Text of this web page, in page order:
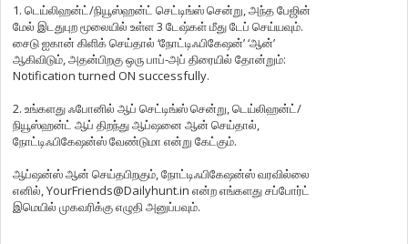
1. டெய்லிஹன்ட்/நியூஸ்ஹன்ட் செட்டிங்ஸ் சென்று, அந்த பேஜின்
மேல் இடதுபுற மூலையில் உள்ள 3 டேஷ்கள் மீது டேப் செய்யவும்.
சைடு ஐகான் கிளிக் செய்தால் ‘நோட்டிஃபிகேஷன்’ ‘ஆன்’
ஆகிவிடும், அதன்பிறகு ஒரு பாப்-அப் திரையில் தோன்றும்:
Notification turned ON successfully.
2. உங்களது ஃபோனில் ஆப் செட்டிங்ஸ் சென்று, டெய்லிஹன்ட்/
நியூஸ்ஹன்ட் ஆப் திறந்து ஆப்ஷனை ஆன் செய்தால்,
நோட்டிஃபிகேஷன்ஸ் வேண்டுமா என்று கேட்கும்.
ஆப்ஷன்ஸ் ஆன் செய்தபிறகும், நோட்டிஃபிகேஷன்ஸ் வரவில்லை
எனில், YourFriends@Dailyhunt.in என்ற எங்களது சப்போர்ட்
இமெயில் முகவரிக்கு எழுதி அனுப்பவும்.